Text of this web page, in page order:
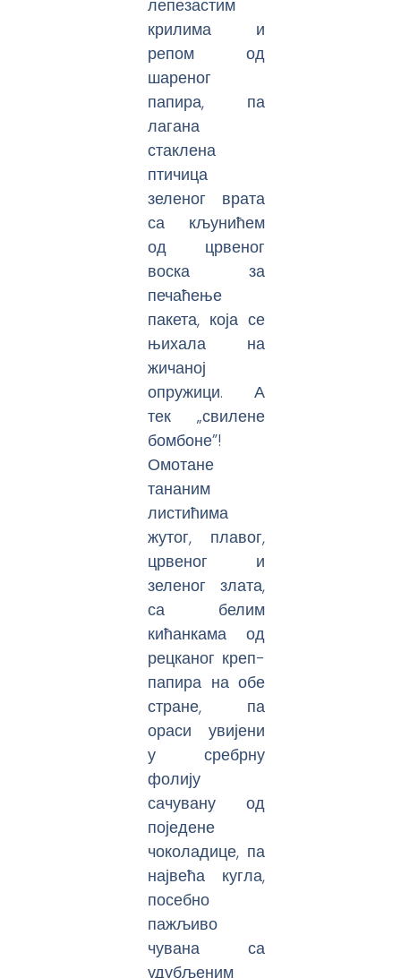
лепезастим
крилима и
репом од
шареног
папира, па
лагана
стаклена
птичица
зеленог врата
са кљунићем
од црвеног
воска за
печаћење
пакета, која се
њихала на
жичаној
опружици. А
тек „свилене
бомбоне”!
Омотане
тананим
листићима
жутог, плавог,
црвеног и
зеленог злата,
са белим
кићанкама од
рецканог креп-
папира на обе
стране, па
ораси увијени
у сребрну
фолију
сачувану од
поједене
чоколадице, па
највећа кугла,
посебно
пажљиво
чувана са
удубљеним